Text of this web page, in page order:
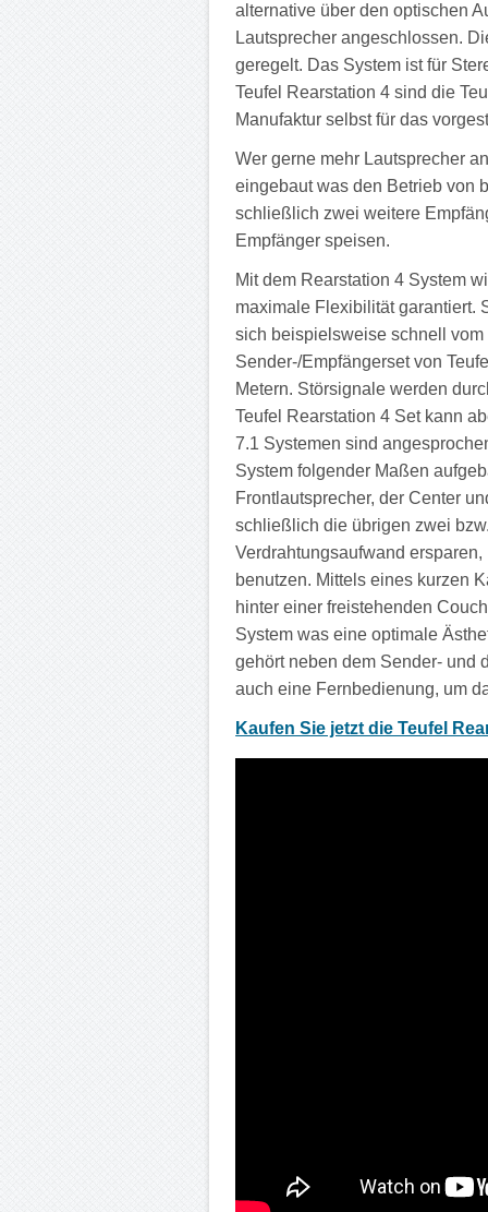
alternative über den optischen
Lautsprecher angeschlossen.
geregelt. Das System ist für
Teufel Rearstation 4 sind die
Manufaktur selbst für das
Wer gerne mehr Lautsprecher
eingebaut was den Betrieb von
schließlich zwei weitere
Empfänger speisen.
Mit dem Rearstation 4 System
maximale Flexibilität garantiert.
sich beispielsweise schnell
Sender-/Empfängerset von
Metern. Störsignale werden
Teufel Rearstation 4 Set kann
7.1 Systemen sind
System folgender Maßen
Frontlautsprecher, der Center
schließlich die übrigen zwei
Verdrahtungsaufwand
benutzen. Mittels eines kurzen
hinter einer freistehenden
System was eine optimale
gehört neben dem Sender- und
auch eine Fernbedienung, um
Kaufen Sie jetzt die Teufel